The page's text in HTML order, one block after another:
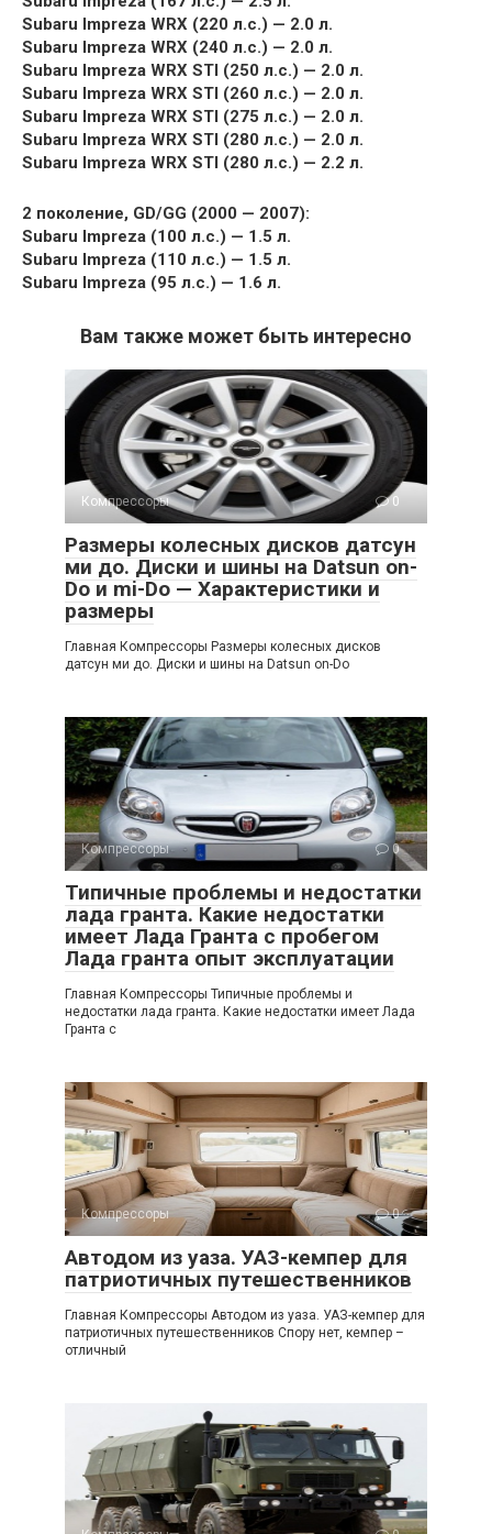
Subaru Impreza WRX (220 л.с.) — 2.0 л.
Subaru Impreza WRX (240 л.с.) — 2.0 л.
Subaru Impreza WRX STI (250 л.с.) — 2.0 л.
Subaru Impreza WRX STI (260 л.с.) — 2.0 л.
Subaru Impreza WRX STI (275 л.с.) — 2.0 л.
Subaru Impreza WRX STI (280 л.с.) — 2.0 л.
Subaru Impreza WRX STI (280 л.с.) — 2.2 л.
2 поколение, GD/GG (2000 — 2007):
Subaru Impreza (100 л.с.) — 1.5 л.
Subaru Impreza (110 л.с.) — 1.5 л.
Subaru Impreza (95 л.с.) — 1.6 л.
Вам также может быть интересно
Компрессоры 0
Размеры колесных дисков датсун
ми до. Диски и шины на Datsun on-
Do и mi-Do — Характеристики и
размеры
Главная Компрессоры Размеры колесных дисков
датсун ми до. Диски и шины на Datsun on-Do
Компрессоры 0
Типичные проблемы и недостатки
лада гранта. Какие недостатки
имеет Лада Гранта с пробегом
Лада гранта опыт эксплуатации
Главная Компрессоры Типичные проблемы и
недостатки лада гранта. Какие недостатки имеет Лада
Гранта с
Компрессоры 0
Автодом из уаза. УАЗ-кемпер для
патриотичных путешественников
Главная Компрессоры Автодом из уаза. УАЗ-кемпер для
патриотичных путешественников Спору нет, кемпер –
отличный